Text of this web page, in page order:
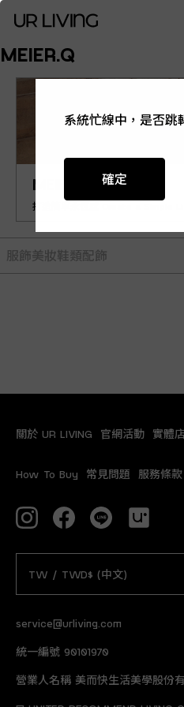
MEIER.Q
MEIER.Q
打造簡單永恆感 Create a Simple
服飾美妝 鞋類配飾
service@urliving.com
統一編號 90101970
營業人名稱 美而快生活美學股份
關於 UR LIVING 官網活動 實體
How To Buy 常見問題 服務條款
TW / TWD$ (中文)
系統忙線中，是否跳
確定
系統忙線中，是否跳
確定
系統忙線中，是否跳
確定
系統忙線中，是否跳
確定
系統忙線中，是否跳
確定